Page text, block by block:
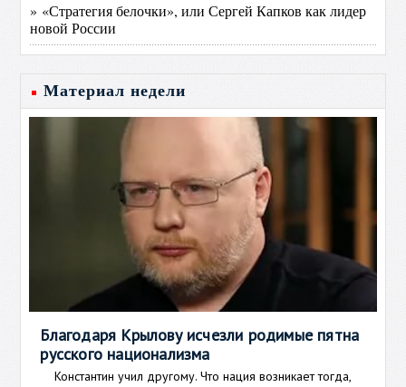
» «Стратегия белочки», или Сергей Капков как лидер
новой России
Материал недели
Благодаря Крылову исчезли родимые пятна
русского национализма
Константин учил другому. Что нация возникает тогда,